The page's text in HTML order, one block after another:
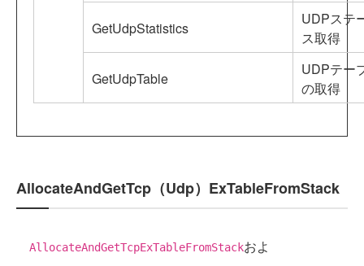
GetUdpStatistics
UDPステ
ス取得
GetUdpTable
UDPテー
の取得
AllocateAndGetTcp（Udp）ExTableFromStack
AllocateAndGetTcpExTableFromStackおよ